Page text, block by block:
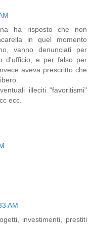
ha risposto che non
in quel momento
vanno denunciati per
d'ufficio, e per falso per
aveva prescritto che
illeciti "favoritismi"
ecc.
AM
investimenti, prestiti